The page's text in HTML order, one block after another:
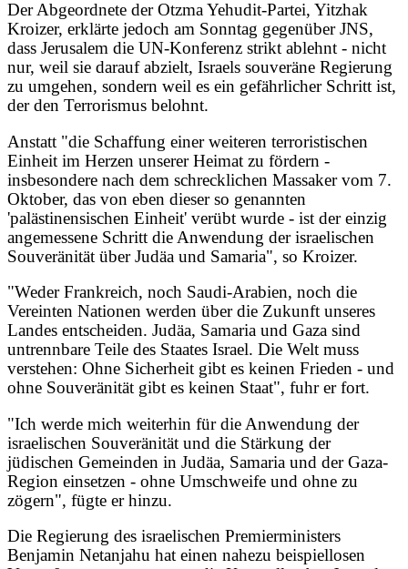
Der Abgeordnete der Otzma Yehudit-Partei, Yitzhak
Kroizer, erklärte jedoch am Sonntag gegenüber JNS,
dass Jerusalem die UN-Konferenz strikt ablehnt - nicht
nur, weil sie darauf abzielt, Israels souveräne Regierung
zu umgehen, sondern weil es ein gefährlicher Schritt ist,
der den Terrorismus belohnt.
Anstatt "die Schaffung einer weiteren terroristischen
Einheit im Herzen unserer Heimat zu fördern -
insbesondere nach dem schrecklichen Massaker vom 7.
Oktober, das von eben dieser so genannten
'palästinensischen Einheit' verübt wurde - ist der einzig
angemessene Schritt die Anwendung der israelischen
Souveränität über Judäa und Samaria", so Kroizer.
"Weder Frankreich, noch Saudi-Arabien, noch die
Vereinten Nationen werden über die Zukunft unseres
Landes entscheiden. Judäa, Samaria und Gaza sind
untrennbare Teile des Staates Israel. Die Welt muss
verstehen: Ohne Sicherheit gibt es keinen Frieden - und
ohne Souveränität gibt es keinen Staat", fuhr er fort.
"Ich werde mich weiterhin für die Anwendung der
israelischen Souveränität und die Stärkung der
jüdischen Gemeinden in Judäa, Samaria und der Gaza-
Region einsetzen - ohne Umschweife und ohne zu
zögern", fügte er hinzu.
Die Regierung des israelischen Premierministers
Benjamin Netanjahu hat einen nahezu beispiellosen